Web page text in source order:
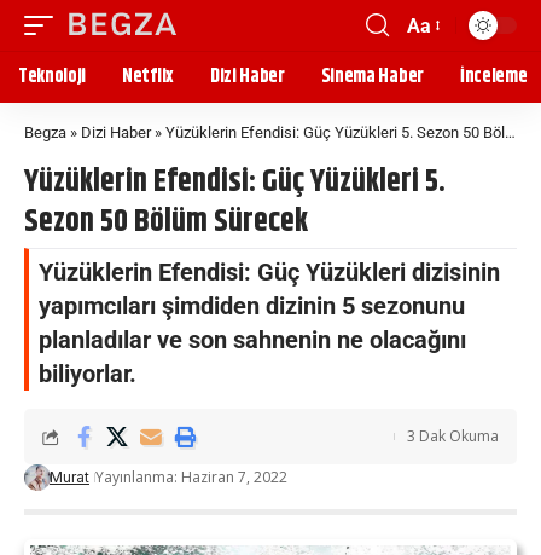
Aa
Teknoloji Netflix Dizi Haber Sinema Haber İnceleme
Begza » Dizi Haber» Yüzüklerin Efendisi: Güç Yüzükleri 5. Sezon 50 Bölüm Sürecek
Yüzüklerin Efendisi: Güç Yüzükleri 5.
Sezon 50 Bölüm Sürecek
Yüzüklerin Efendisi: Güç Yüzükleri dizisinin
yapımcıları şimdiden dizinin 5 sezonunu
planladılar ve son sahnenin ne olacağını
biliyorlar.
Murat Yayınlanma: Haziran 7, 2022
3 Dak Okuma